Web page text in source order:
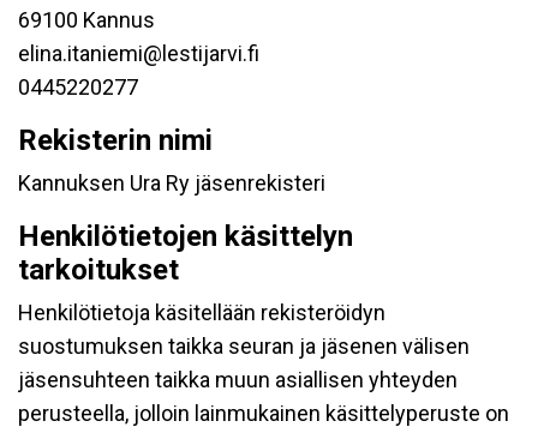
69100 Kannus
elina.itaniemi@lestijarvi.fi
0445220277
Rekisterin nimi
Kannuksen Ura Ry jäsenrekisteri
Henkilötietojen käsittelyn
tarkoitukset
Henkilötietoja käsitellään rekisteröidyn
suostumuksen taikka seuran ja jäsenen välisen
jäsensuhteen taikka muun asiallisen yhteyden
perusteella, jolloin lainmukainen käsittelyperuste on